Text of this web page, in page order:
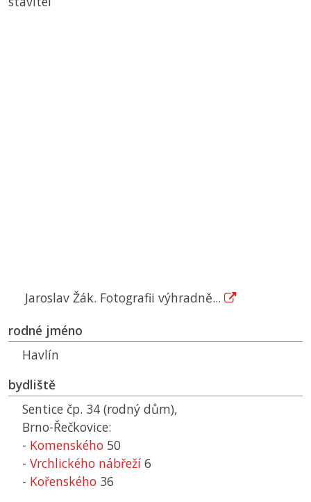
Jaroslav Žák. Fotografii výhradně...
rodné jméno
Havlín
bydliště
Sentice čp. 34 (rodný dům),
Brno-Řečkovice:
- Komenského 50
- Vrchlického nábřeží 6
- Kořenského 36